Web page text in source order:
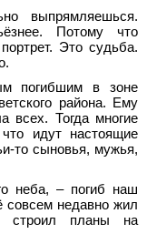
выпрямляешься.
Потому что
Это судьба.
погибшим в зоне
района. Ему
всех. Тогда многие
идут настоящие
то сыновья, мужья,
неба, – погиб наш
совсем недавно жил
строил планы на